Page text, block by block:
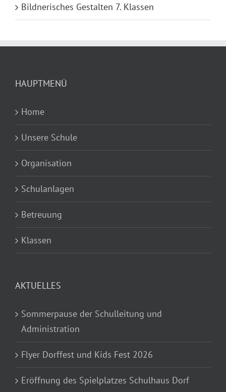
Bildnerisches Gestalten 7. Klassen
HAUPTMENÜ
Home
Unsere Schule
Organisation
Schulanlagen
Betreuung
Klassen
AKTUELLES
Sommerpause der Schulleitung und
Administration
Flyer Dorffest und Kids Fest 2026
Eröffnung des Spielplatzes Schulhaus Dorf